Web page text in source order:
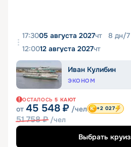
17:3005 августа 2027чт 8 дн/7
12:0012 августа 2027чт
Иван Кулибин
ЭКОНОМ
ОСТАЛОСЬ 5 КАЮТ
от 45 548 ₽ /чел
51 758₽ /чел
+2 027
Выбрать круиз